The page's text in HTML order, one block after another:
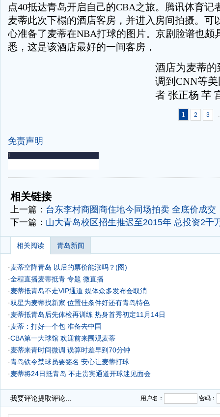
点40抵达青岛开启自己的CBA之旅。腾讯体育记
麦蒂此次下榻的酒店客房，并进入房间拍摄。可
心准备了麦蒂在NBA打球的图片。京剧脸谱也颇
悉，这是该酒店最好的一间客房，
酒店为麦蒂
调到CNN等
者 张正杨 芊
1 2 3
免责声明
-
相关链接
上一篇： 台东李村商圈商住地今同场拍卖 全底价成交
下一篇： 山大青岛校区招生推迟至2015年 总投资2千
相关阅读 青岛新闻
·麦蒂空降青岛 以后的票价能涨吗？(图)
·全程直播麦蒂抵青 专题 微直播
·麦蒂抵青岛不走VIP通道 媒体众多发布会取消
·双星为麦蒂找新家 位置佳条件好还有青岛特色
·麦蒂抵青岛后先体检再训练 热身首秀初定11月14日
·麦蒂：打好一个包 准备去中国
·CBA第一大球馆 欢迎前来围观麦蒂
·麦蒂来青时间微调 误算时差早到70分钟
·青岛铁令禁球员要签名 安心让麦蒂打球
·麦蒂将24日抵青岛 不走贵宾通道开球迷见面会
我要评论提取评论... 用户名： 密码：